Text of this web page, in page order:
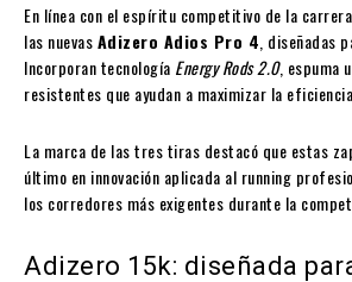
En línea con el espíritu competitivo de la carrera,
las nuevasAdizero Adios Pro 4 , diseñadas
Incorporan tecnología Energy Rods 2.0, espuma
resistentes que ayudan a maximizar la
La marca de las tres tiras destacó que estas
último en innovación aplicada al running
los corredores más exigentes durante la
Adizero 15k: diseñada